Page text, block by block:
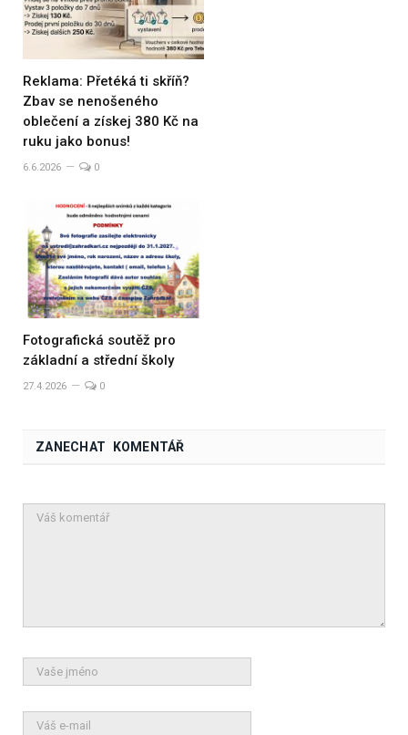
Reklama: Přetéká ti skříň?
Zbav se nenošeného
oblečení a získej 380 Kč na
ruku jako bonus!
6.6.2026 0
Fotografická soutěž pro
základní a střední školy
27.4.2026 0
ZANECHAT KOMENTÁŘ